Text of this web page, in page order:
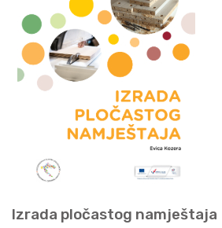
Izrada pločastog namještaja